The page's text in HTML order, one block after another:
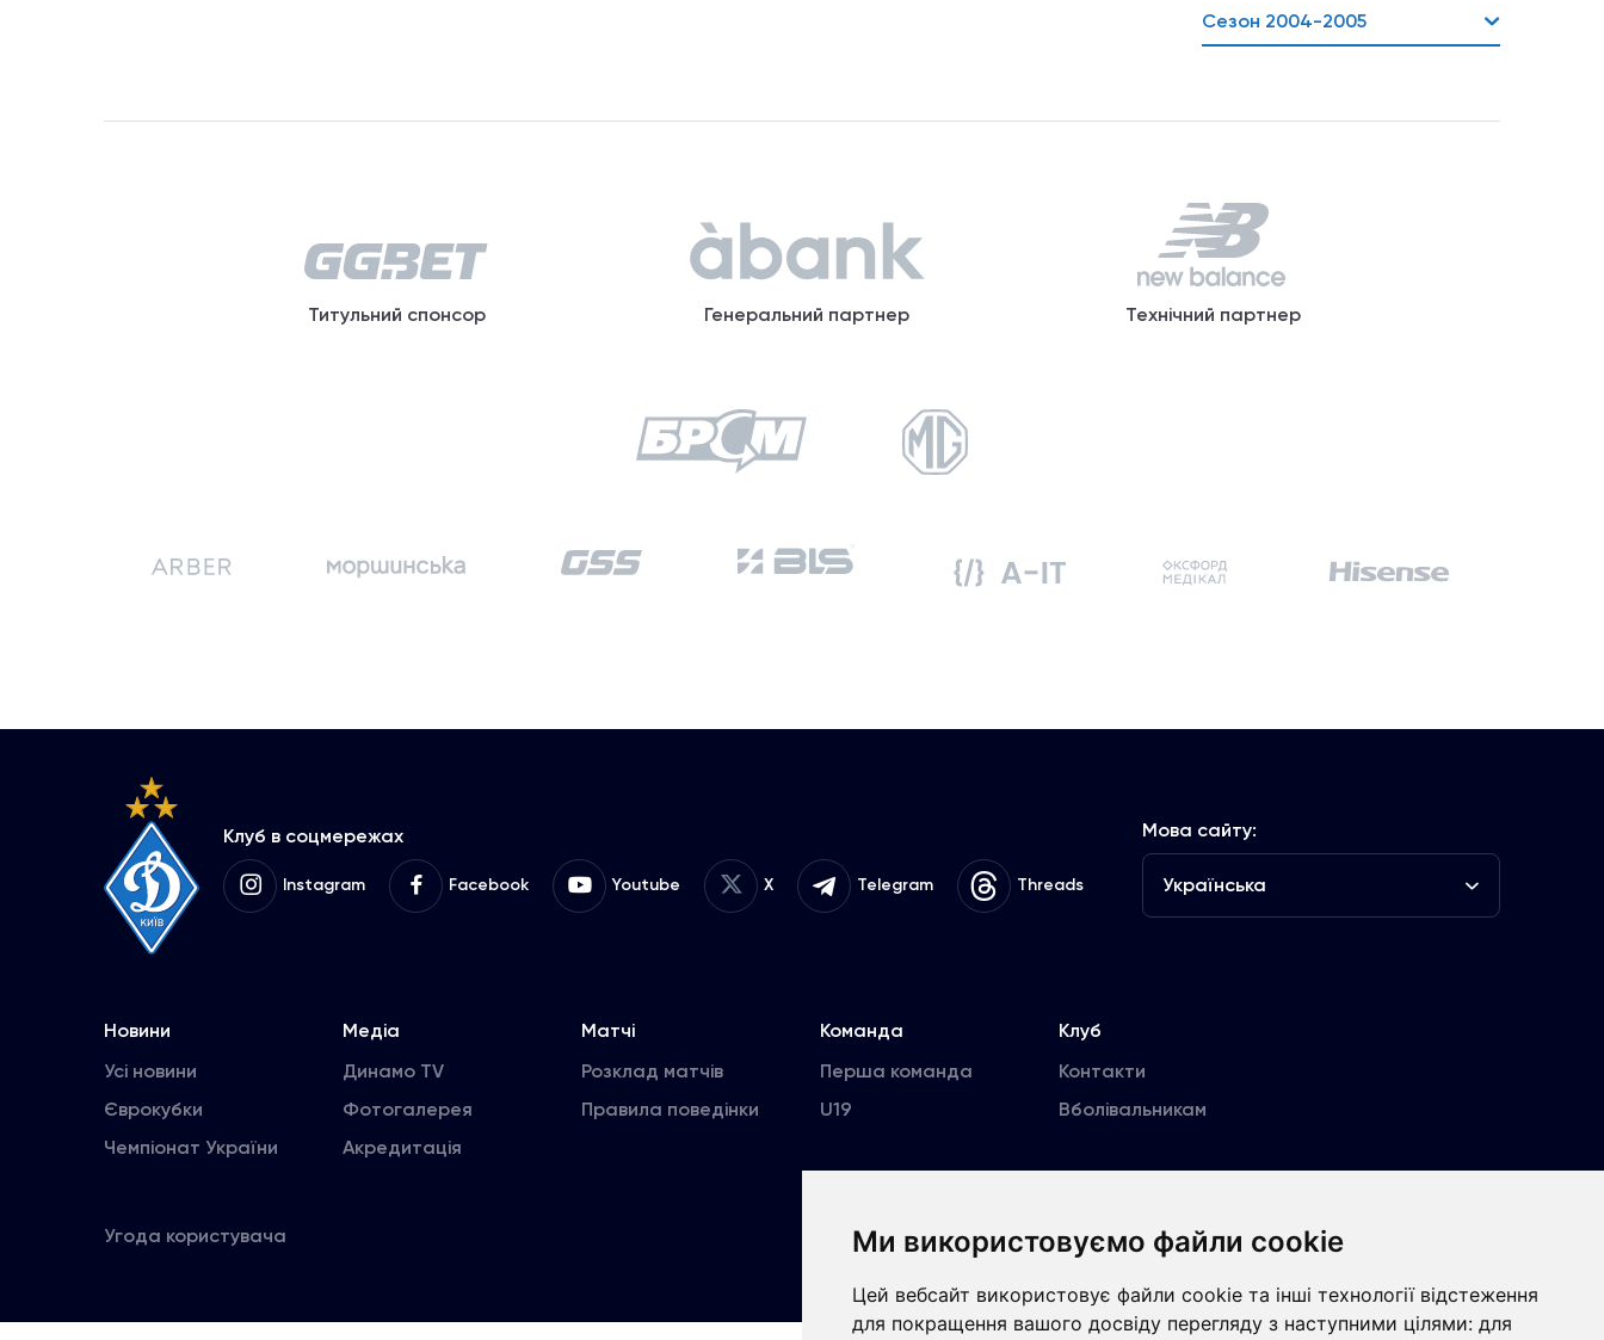
Ми використовуємо файли cookie
Цей вебсайт використовує файли cookie та інші технології відстеження
для покращення вашого досвіду перегляду з наступними цілями: для
Сезон 2004-2005
Титульний спонсор Генеральний партнер Технічний партнер
Клуб в соцмережах
Instagram Facebook Youtube X Telegram Threads
Мова сайту:
Українська
Новини
Усі новини
Єврокубки
Чемпіонат України
Медіа
Динамо TV
Фотогалерея
Акредитація
Матчі
Розклад матчів
Правила поведінки
Команда
Перша команда
U19
Клуб
Контакти
Вболівальникам
Угода користувача Copyright © ФК «Динамо» Київ Розроблено